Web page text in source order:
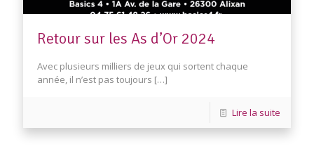
Retour sur les As d’Or 2024
Avec plusieurs milliers de jeux qui sortent chaque
année, il n’est pas toujours […]
Lire la suite